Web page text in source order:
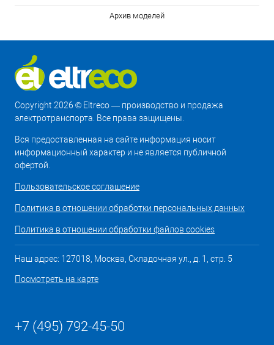
Архив моделей
Copyright 2026 © Eltreco — производство и продажа
электротранспорта. Все права защищены.
Вся предоставленная на сайте информация носит
информационный характер и не является публичной
офертой.
Пользовательское соглашение
Политика в отношении обработки персональных данных
Политика в отношении обработки файлов cookies
Наш адрес: 127018, Москва, Складочная ул., д. 1, стр. 5
Посмотреть на карте
+7 (495) 792-45-50